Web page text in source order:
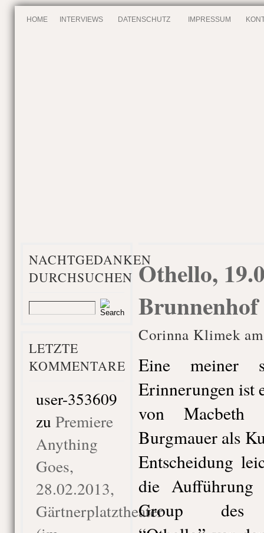
HOME INTERVIEWS DATENSCHUTZ IMPRESSUM
NACHTGEDANKEN
DURCHSUCHEN
LETZTE
KOMMENTARE
user-353609
zu Premiere
Anything
Goes,
28.02.2013,
Gärtnerplatztheater
Othello,
Brunnenhof
Corinna Klimek
Eine meiner
Erinnerungen ist
von
Burgmauer als
Entscheidung
die Aufführung
Group des